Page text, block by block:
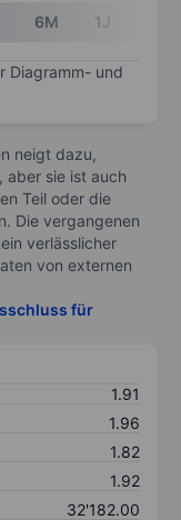
6M 1J
Diagramm- und
neigt dazu,
aber sie ist auch
Teil oder die
Die vergangenen
verlässlicher
von externen
für
1.91
1.96
1.82
1.92
32'182.00